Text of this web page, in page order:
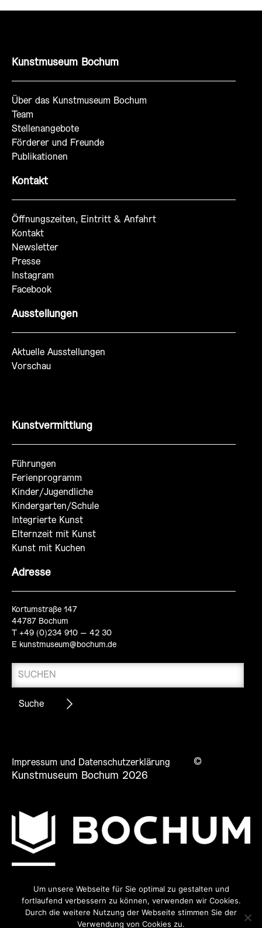
Kunstmuseum Bochum
Über das Kunstmuseum Bochum
Team
Stellenangebote
Förderer und Freunde
Publikationen
Kontakt
Öffnungszeiten, Eintritt & Anfahrt
Kontakt
Newsletter
Presse
Instagram
Facebook
Ausstellungen
Aktuelle Ausstellungen
Vorschau
Kunstvermittlung
Führungen
Ferienprogramm
Kinder/Jugendliche
Kindergarten/Schule
Integrierte Kunst
Elternzeit mit Kunst
Kunst mit Kuchen
Adresse
Kortumstraße 147
44787 Bochum
T +49 (0)234 910 – 42 30
E kunstmuseum@bochum.de
Impressum und Datenschutzerklärung
©
Kunstmuseum Bochum 2026
Um unsere Webseite für Sie optimal zu gestalten und
fortlaufend verbessern zu können, verwenden wir Cookies.
Durch die weitere Nutzung der Webseite stimmen Sie der
Verwendung von Cookies zu.